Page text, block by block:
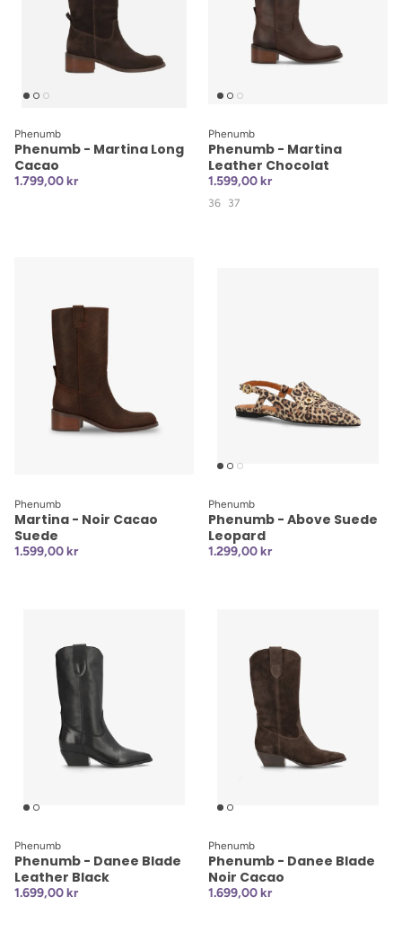
Phenumb
Phenumb - Martina Long
Cacao
1.799,00 kr
Phenumb
Phenumb - Martina
Leather Chocolat
1.599,00 kr
36 37
Phenumb
Martina - Noir Cacao
Suede
1.599,00 kr
Phenumb
Phenumb - Above Suede
Leopard
1.299,00 kr
Phenumb
Phenumb - Danee Blade
Leather Black
1.699,00 kr
Phenumb
Phenumb - Danee Blade
Noir Cacao
1.699,00 kr